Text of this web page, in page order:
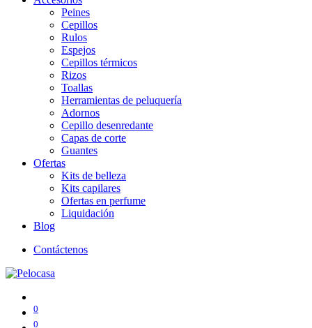
Peines
Cepillos
Rulos
Espejos
Cepillos térmicos
Rizos
Toallas
Herramientas de peluquería
Adornos
Cepillo desenredante
Capas de corte
Guantes
Ofertas
Kits de belleza
Kits capilares
Ofertas en perfume
Liquidación
Blog
Contáctenos
0
0